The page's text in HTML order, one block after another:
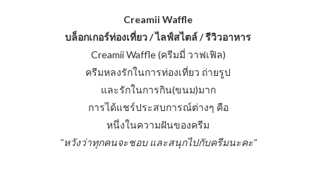
Creamii Waffle
บล็อกเกอร์ท่องเที่ยว / ไลฟ์สไตล์ / รีวิวอาหาร
Creamii Waffle (ครีมมี่ วาฟเฟิล)
ครีมหลงรักในการท่องเที่ยว ถ่ายรูป
และรักในการกิน(ขนม)มาก
การได้แชร์ประสบการณ์ต่างๆ คือ
หนึ่งในความฝันของครีม
"หวังว่าทุกคนจะชอบ และสนุกไปกับครีมนะคะ"